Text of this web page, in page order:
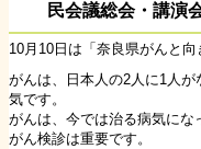
民会議総会・講演
10月10日は「奈良県がんと向
がんは、日本人の2人に1人
気です。
がんは、今では治る病気にな
がん検診は重要です。